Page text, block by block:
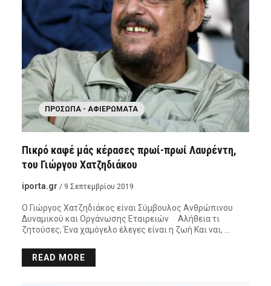
ΠΡΌΣΩΠΑ - ΑΦΙΕΡΏΜΑΤΑ
Πικρό καφέ μάς κέρασες πρωί-πρωί Λαυρέντη,
του Γιώργου Χατζηδιάκου
iporta.gr / 9 Σεπτεμβρίου 2019
Ο Γιώργος Χατζηδιάκος είναι Σύμβουλος Ανθρώπινου
Δυναμικού και Οργάνωσης Εταιρειών Αλήθεια τι
ζητούσες; Ένα χαμόγελο έλεγες είναι η ζωή Και ναι, …
READ MORE